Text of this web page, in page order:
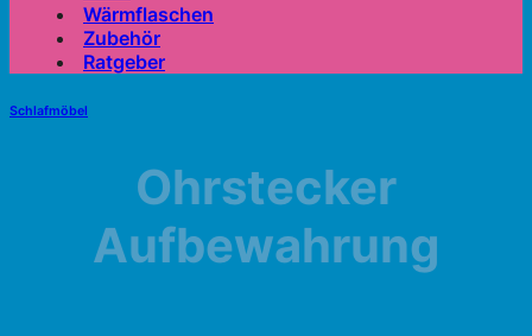
Wärmflaschen
Zubehör
Ratgeber
Schlafmöbel
Ohrstecker
Aufbewahrung